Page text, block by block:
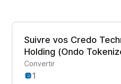
Suivre vos Credo
Holding (Ondo
Convertir